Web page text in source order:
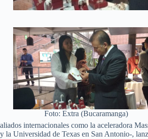
Foto: Extra (Bucaramanga)
aliados internacionales como la aceleradora
y la Universidad de Texas en San Antonio-,